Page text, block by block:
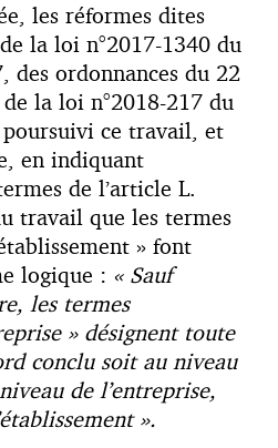
les réformes dites
la loi n°2017-1340 du
des ordonnances du 22
la loi n°2018-217 du
ce travail, et
en indiquant
de l’article L.
travail que les termes
» font
logique : « Sauf
les termes
» désignent toute
conclu soit au niveau
de l’entreprise,
».